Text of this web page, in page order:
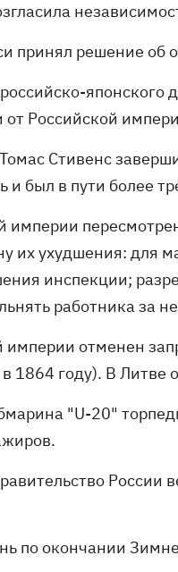
принял решение об
японского
от Российской
Стивенс
и был в пути более
империи
их ухудшения: для
инспекции;
работника за
отменен
1864 году). В Литве
"U-20"
России
по окончании